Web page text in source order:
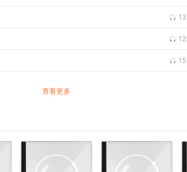
查看更多